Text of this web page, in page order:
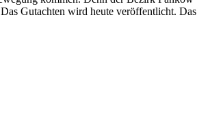
Gutachten wird heute veröffentlicht. Das